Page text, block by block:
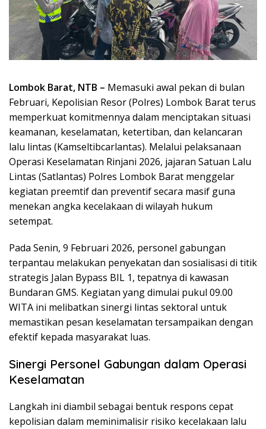
Lombok Barat, NTB – Memasuki awal pekan di bulan
Februari, Kepolisian Resor (Polres) Lombok Barat terus
memperkuat komitmennya dalam menciptakan situasi
keamanan, keselamatan, ketertiban, dan kelancaran
lalu lintas (Kamseltibcarlantas). Melalui pelaksanaan
Operasi Keselamatan Rinjani 2026, jajaran Satuan Lalu
Lintas (Satlantas) Polres Lombok Barat menggelar
kegiatan preemtif dan preventif secara masif guna
menekan angka kecelakaan di wilayah hukum
setempat.
Pada Senin, 9 Februari 2026, personel gabungan
terpantau melakukan penyekatan dan sosialisasi di titik
strategis Jalan Bypass BIL 1, tepatnya di kawasan
Bundaran GMS. Kegiatan yang dimulai pukul 09.00
WITA ini melibatkan sinergi lintas sektoral untuk
memastikan pesan keselamatan tersampaikan dengan
efektif kepada masyarakat luas.
Sinergi Personel Gabungan dalam Operasi
Keselamatan
Langkah ini diambil sebagai bentuk respons cepat
kepolisian dalam meminimalisir risiko kecelakaan lalu